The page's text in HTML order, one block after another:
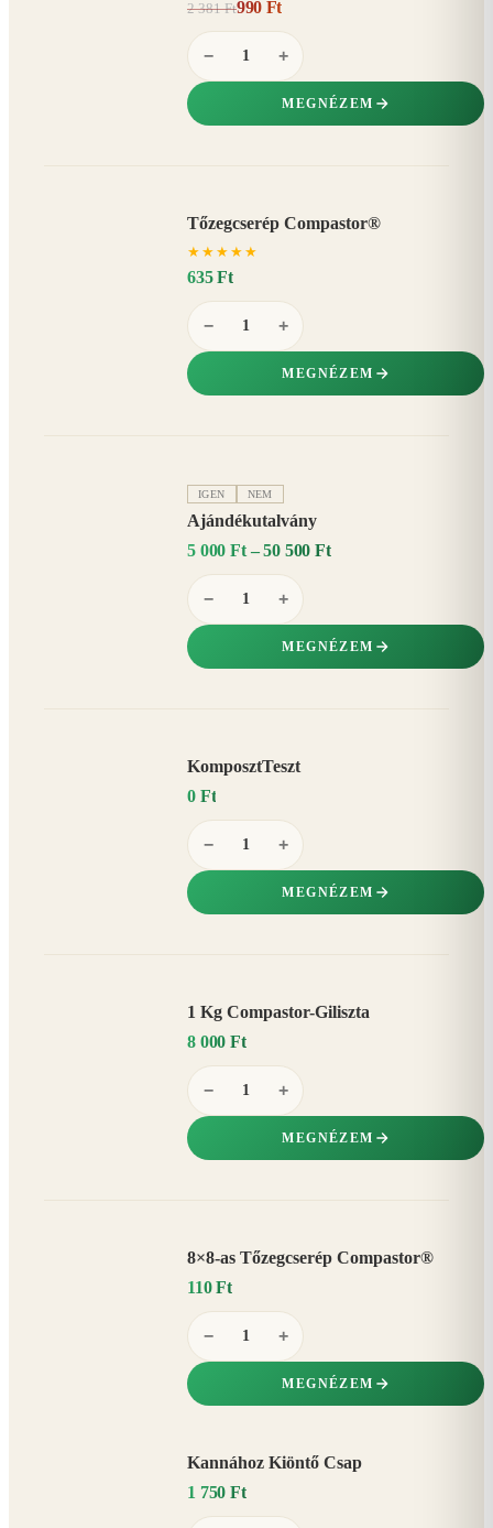
2 381 Ft990 Ft
− +
MEGNÉZEM
Tőzegcserép Compastor®
★ ★ ★ ★ ★
635 Ft
− +
MEGNÉZEM
IGEN NEM
Ajándékutalvány
5 000 Ft – 50 500 Ft
− +
MEGNÉZEM
KomposztTeszt
0 Ft
− +
MEGNÉZEM
1 Kg Compastor-Giliszta
8 000 Ft
− +
MEGNÉZEM
8×8-as Tőzegcserép Compastor®
110 Ft
− +
MEGNÉZEM
Kannához Kiöntő Csap
1 750 Ft